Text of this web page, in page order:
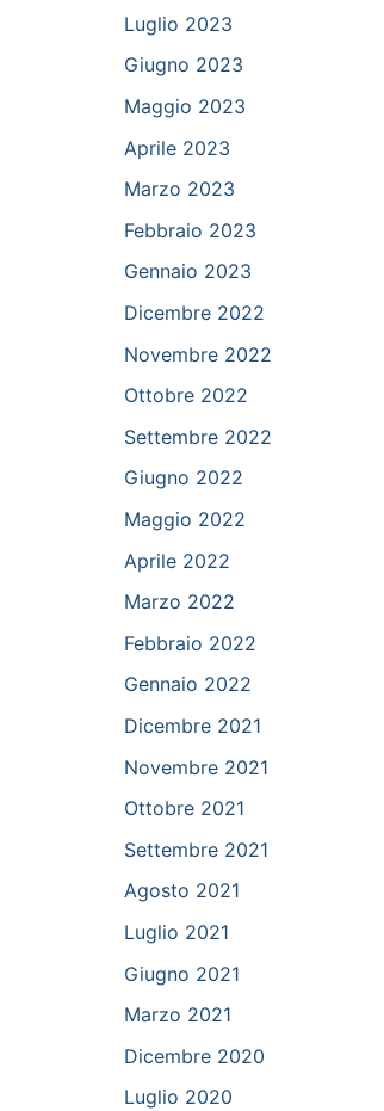
Luglio 2023
Giugno 2023
Maggio 2023
Aprile 2023
Marzo 2023
Febbraio 2023
Gennaio 2023
Dicembre 2022
Novembre 2022
Ottobre 2022
Settembre 2022
Giugno 2022
Maggio 2022
Aprile 2022
Marzo 2022
Febbraio 2022
Gennaio 2022
Dicembre 2021
Novembre 2021
Ottobre 2021
Settembre 2021
Agosto 2021
Luglio 2021
Giugno 2021
Marzo 2021
Dicembre 2020
Luglio 2020